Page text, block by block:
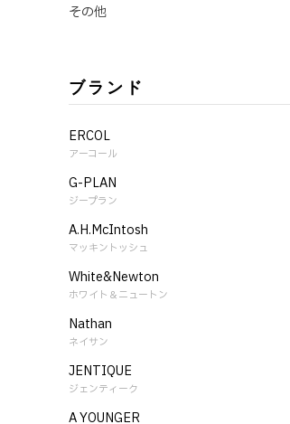
その他
ブランド
ERCOL
アーコール
G-PLAN
ジープラン
A.H.McIntosh
マッキントッシュ
White&Newton
ホワイト＆ニュートン
Nathan
ネイサン
JENTIQUE
ジェンティーク
A YOUNGER